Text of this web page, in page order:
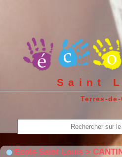
Saint
Terres-de-
Ecole Saint Louis >